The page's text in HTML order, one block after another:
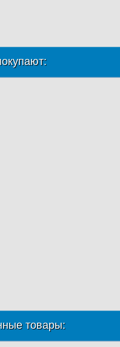
товары: